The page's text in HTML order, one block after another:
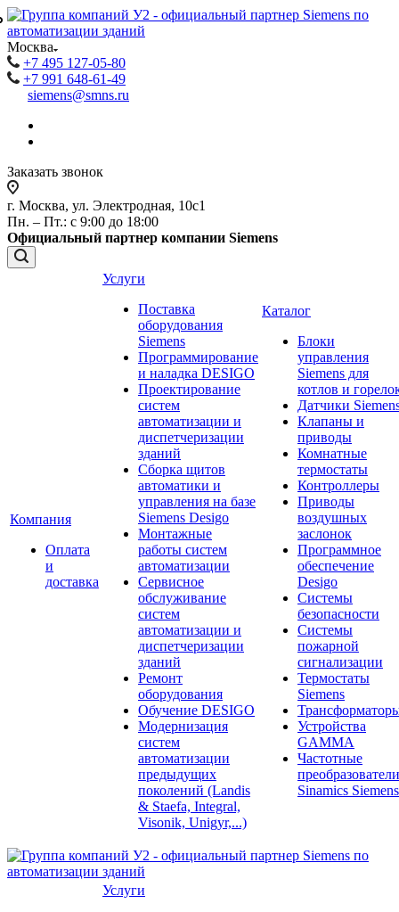
Москва
+7 495 127-05-80
+7 991 648-61-49
siemens@smns.ru
Заказать звонок
г. Москва, ул. Электродная, 10с1
Пн. – Пт.: с 9:00 до 18:00
Официальный партнер компании Siemens
Компания
Оплата
и
доставка
Услуги
Поставка
оборудования
Siemens
Программирование
и наладка DESIGO
Проектирование
систем
автоматизации и
диспетчеризации
зданий
Сборка щитов
автоматики и
управления на базе
Siemens Desigo
Монтажные
работы систем
автоматизации
Сервисное
обслуживание
систем
автоматизации и
диспетчеризации
зданий
Ремонт
оборудования
Обучение DESIGO
Модернизация
систем
автоматизации
предыдущих
поколений (Landis
& Staefa, Integral,
Visonik, Unigyr,...)
Каталог
Блоки
управления
Siemens для
котлов и
Датчики
Клапаны и
приводы
Комнатные
термостаты
Контроллеры
Приводы
воздушных
заслонок
Программное
обеспечение
Desigo
Системы
безопасности
Системы
пожарной
сигнализации
Термостаты
Siemens
Устройства
GAMMA
Частотные
преобразователи
Sinamics Siemens
Услуги